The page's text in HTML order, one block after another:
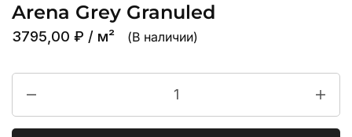
Arena Grey Granuled
3795,00 ₽ / м² (В наличии)